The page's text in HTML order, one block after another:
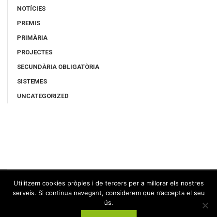
NOTÍCIES
PREMIS
PRIMÀRIA
PROJECTES
SECUNDÀRIA OBLIGATÒRIA
SISTEMES
UNCATEGORIZED
Utilitzem cookies pròpies i de tercers per a millorar els nostres
serveis. Si continua navegant, considerem que n’accepta el seu
ús.